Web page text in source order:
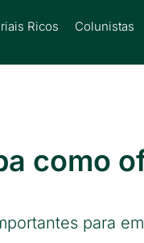
Ricos Colunistas
como
para